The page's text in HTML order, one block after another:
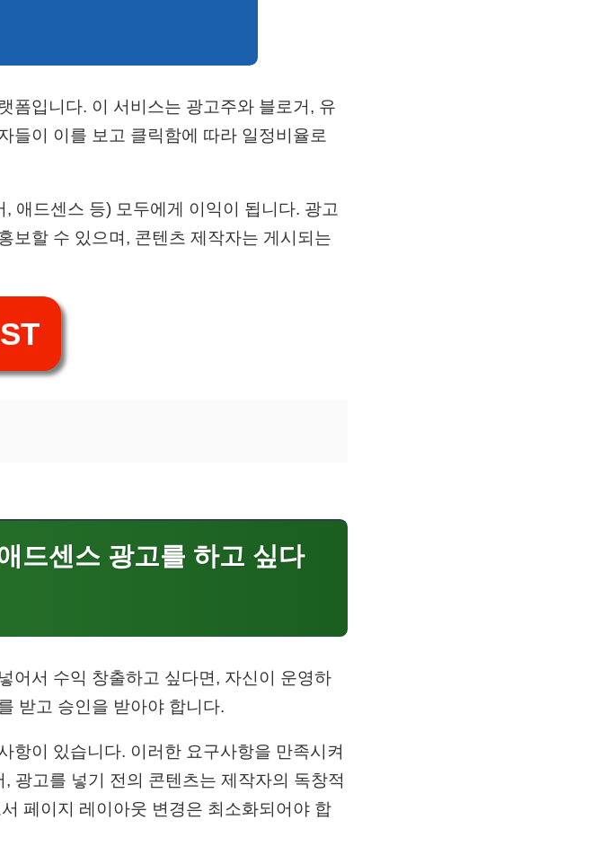
폼입니다. 이 서비스는 광고주와 블로거, 유
들이 이를 보고 클릭함에 따라 일정비율로
애드센스 등) 모두에게 이익이 됩니다. 광고
보할 수 있으며, 콘텐츠 제작자는 게시되는
드센스 광고를 하고 싶다
어서 수익 창출하고 싶다면, 자신이 운영하
받고 승인을 받아야 합니다.
항이 있습니다. 이러한 요구사항을 만족시켜
광고를 넣기 전의 콘텐츠는 제작자의 독창적
페이지 레이아웃 변경은 최소화되어야 합